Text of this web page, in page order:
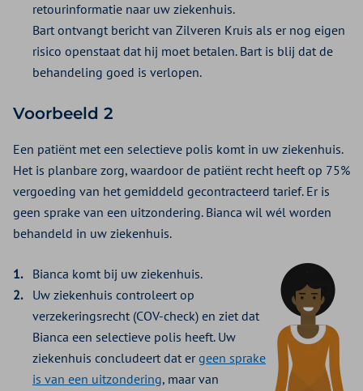
retourinformatie naar uw ziekenhuis.
Bart ontvangt bericht van Zilveren Kruis als er nog eigen
risico openstaat dat hij moet betalen. Bart is blij dat de
behandeling goed is verlopen.
Voorbeeld 2
Een patiënt met een selectieve polis komt in uw ziekenhuis.
Het is planbare zorg, waardoor de patiënt recht heeft op 75%
vergoeding van het gemiddeld gecontracteerd tarief. Er is
geen sprake van een uitzondering. Bianca wil wél worden
behandeld in uw ziekenhuis.
Bianca komt bij uw ziekenhuis.
Uw ziekenhuis controleert op
verzekeringsrecht (COV-check) en ziet dat
Bianca een selectieve polis heeft. Uw
ziekenhuis concludeert dat ergeen sprake
is van een uitzondering, maar van